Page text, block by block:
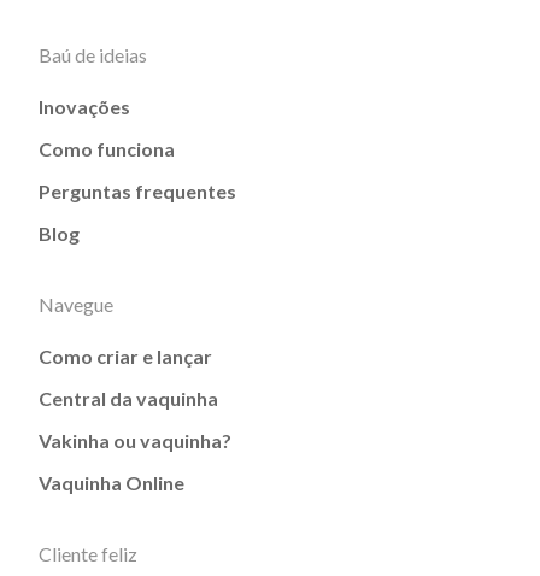
Baú de ideias
Inovações
Como funciona
Perguntas frequentes
Blog
Navegue
Como criar e lançar
Central da vaquinha
Vakinha ou vaquinha?
Vaquinha Online
Cliente feliz